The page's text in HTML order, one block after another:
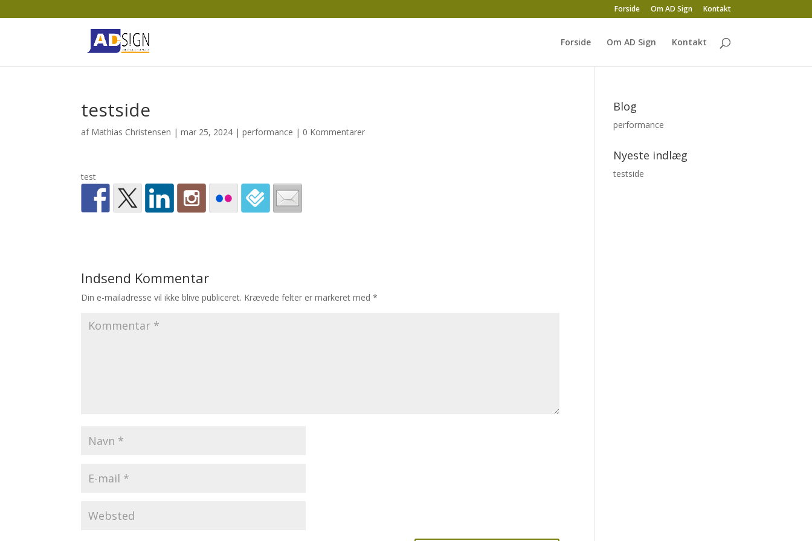
Forside Om AD Sign Kontakt
Forside Om AD Sign Kontakt
testside
af Mathias Christensen |mar 25, 2024 |performance | 0 Kommentarer
test
Indsend Kommentar
Din e-mailadresse vil ikke blive publiceret. Krævede felter er markeret med*
Blog
performance
Nyeste indlæg
testside